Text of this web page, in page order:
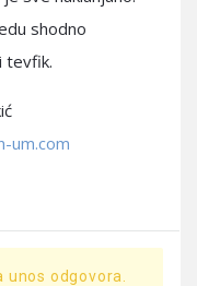
shodno
tevfik.
um.com
odgovora.